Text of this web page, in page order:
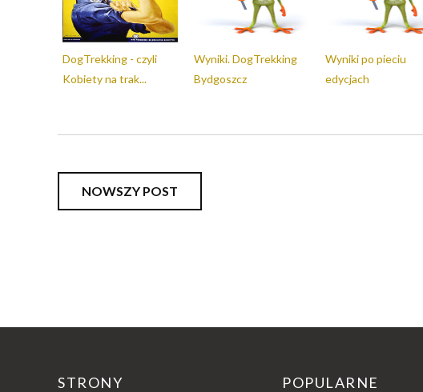
DogTrekking - czyli
Kobiety na trak...
Wyniki. DogTrekking
Bydgoszcz
Wyniki po pieciu
edycjach
NOWSZY POST
STRONY POPULARNE